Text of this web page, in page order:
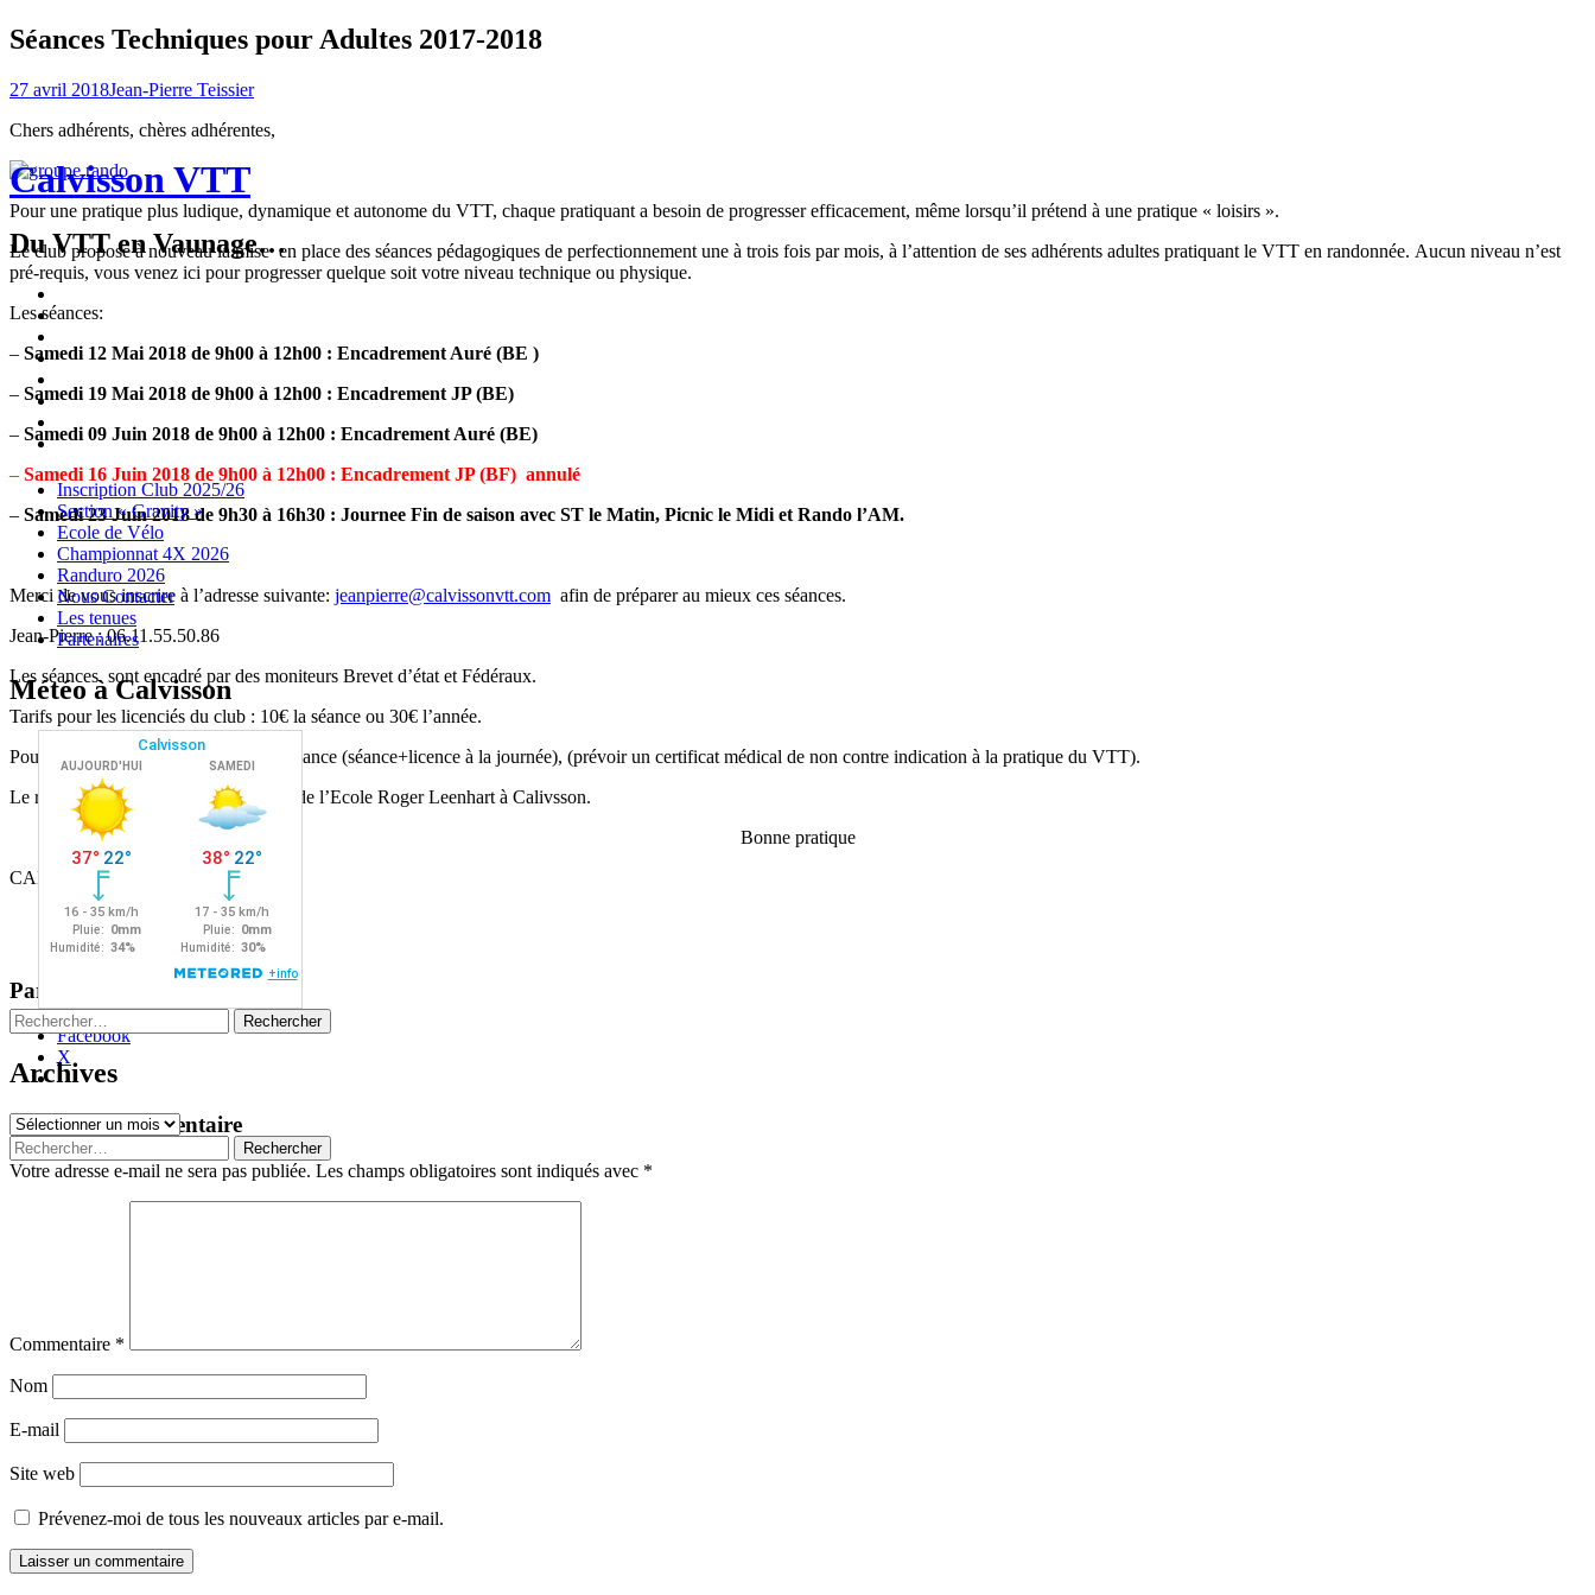
Calvisson VTT
Du VTT en Vaunage…
Club
Section
de
Championnat
2026
2026
Nous
tenues
Partenaires
Menu
Widgets
Recherche
Aller
au
contenu
Inscription Club 2025/26
Section « Gravity »
Ecole de Vélo
Championnat 4X 2026
Randuro 2026
Nous Contacter
Les tenues
Partenaires
Météo à Calvisson
Rechercher :
Archives
Archives
Rechercher :
Séances Techniques pour Adultes 2017-2018
27 avril 2018Jean-Pierre Teissier
Chers adhérents, chères adhérentes,
Pour une pratique plus ludique, dynamique et autonome du VTT, chaque pratiquant a besoin de progresser efficacement, même lorsqu’il prétend à une pratique « loisirs ».
Le club propose à nouveau la mise en place des séances pédagogiques de perfectionnement une à trois fois par mois, à l’attention de ses adhérents adultes pratiquant le VTT en randonnée. Aucun niveau n’est
pré-requis, vous venez ici pour progresser quelque soit votre niveau technique ou physique.
Les séances:
– Samedi 12 Mai 2018 de 9h00 à 12h00 : Encadrement Auré (BE )
– Samedi 19 Mai 2018 de 9h00 à 12h00 : Encadrement JP (BE)
– Samedi 09 Juin 2018 de 9h00 à 12h00 : Encadrement Auré (BE)
– Samedi 16 Juin 2018 de 9h00 à 12h00 : Encadrement JP (BF) annulé
– Samedi 23 Juin 2018 de 9h30 à 16h30 : Journee Fin de saison avec ST le Matin, Picnic le Midi et Rando l’AM.
Merci de vous inscrire à l’adresse suivante: jeanpierre@calvissonvtt.com afin de préparer au mieux ces séances.
Jean-Pierre : 06.11.55.50.86
Les séances sont encadré par des moniteurs Brevet d’état et Fédéraux.
Tarifs pour les licenciés du club : 10€ la séance ou 30€ l’année.
Pour les non licenciés au club 20€ la séance (séance+licence à la journée), (prévoir un certificat médical de non contre indication à la pratique du VTT).
Le rendez-vous se situe sur le parking de l’Ecole Roger Leenhart à Calivsson.
Bonne pratique
CALVISSON VTT
Partager :
Facebook
X
Navigation
des
articles
←
→
Laisser un commentaire
Votre adresse e-mail ne sera pas publiée. Les champs obligatoires sont indiqués avec *
Commentaire *
Nom
E-mail
Site web
Prévenez-moi de tous les nouveaux articles par e-mail.